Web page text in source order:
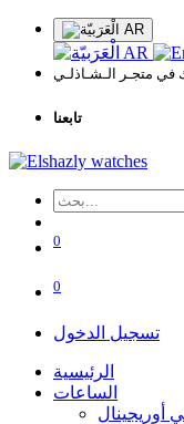
AR
AR
في متجـر الـشـاذلـي
تابعنا
0
0
تسجيل الدخول
الرئيسية
الساعات
أوريجينال